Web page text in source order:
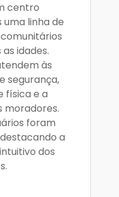
centro
linha de
idades.
às
segurança,
física e a
moradores.
foram
a
dos